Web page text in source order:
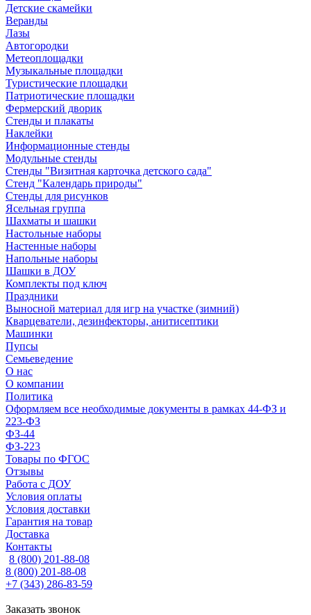
Детские скамейки
Веранды
Лазы
Автогородки
Метеоплощадки
Музыкальные площадки
Туристические площадки
Патриотические площадки
Фермерский дворик
Стенды и плакаты
Наклейки
Информационные стенды
Модульные стенды
Стенды "Визитная карточка детского сада"
Стенд "Календарь природы"
Стенды для рисунков
Ясельная группа
Шахматы и шашки
Настольные наборы
Настенные наборы
Напольные наборы
Шашки в ДОУ
Комплекты под ключ
Праздники
Выносной материал для игр на участке (зимний)
Кварцеватели, дезинфекторы, анитисептики
Машинки
Пупсы
Семьеведение
О нас
О компании
Политика
Оформляем все необходимые документы в рамках 44-ФЗ и
223-ФЗ
ФЗ-44
ФЗ-223
Товары по ФГОС
Отзывы
Работа с ДОУ
Условия оплаты
Условия доставки
Гарантия на товар
Доставка
Контакты
8 (800) 201-88-08
8 (800) 201-88-08
+7 (343) 286-83-59
Заказать звонок